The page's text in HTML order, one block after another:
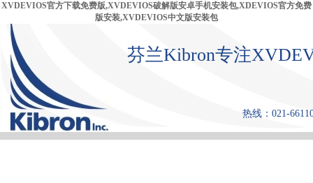
XVDEVIOS官方下载免费版,XVDEVIOS破解版安卓手机安装包,XDEVIOS官方免费
版安装,XVDEVIOS中文版安装包
芬兰Kibron专注
热线：021-
首 页 产品中心 张力仪